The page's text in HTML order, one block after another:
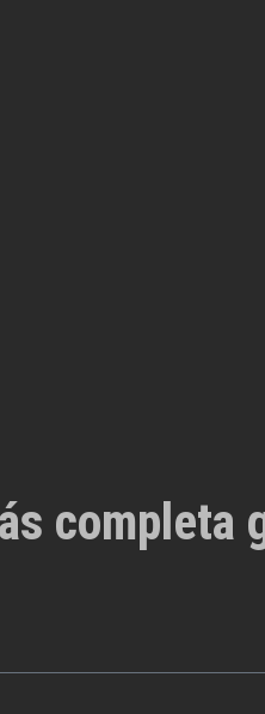
completa